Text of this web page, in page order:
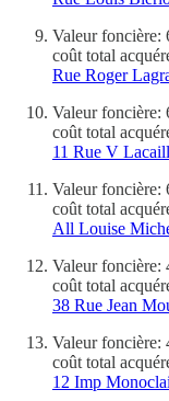
Valeur foncière:
coût total
Rue Roger
Valeur foncière:
coût total
11 Rue V
Valeur foncière:
coût total
All Louise
Valeur foncière:
coût total
38 Rue Jean
Valeur foncière:
coût total
12 Imp